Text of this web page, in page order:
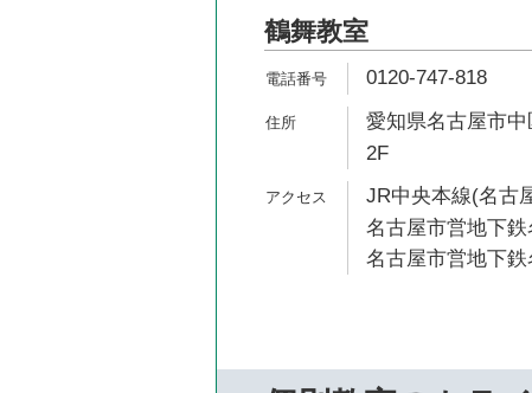
鶴舞教室
0120-747-818
愛知県名古屋市
2F
JR中央本線(名古
名古屋市営地下
名古屋市営地下